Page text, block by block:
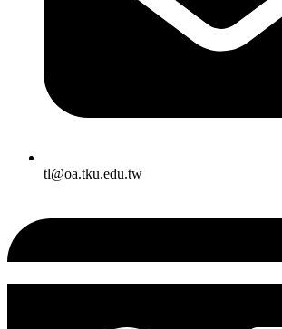
tl@oa.tku.edu.tw